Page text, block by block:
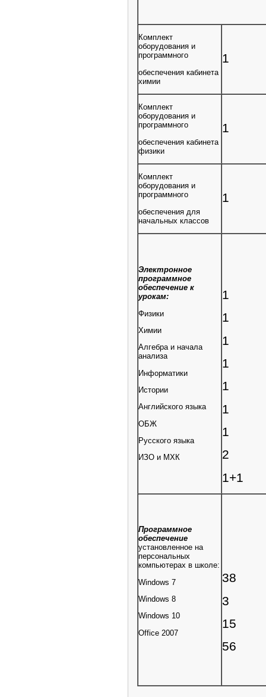
Комплект
оборудования и
программного
обеспечения кабинета
химии
1
Комплект
оборудования и
программного
обеспечения кабинета
физики
1
Комплект
оборудования и
программного
обеспечения для
начальных классов
1
Электронное
программное
обеспечение к
урокам:
Физики
Химии
Алгебра и начала
анализа
Информатики
Истории
Английского языка
ОБЖ
Русского языка
ИЗО и МХК
1
1
1
1
1
1
1
2
1+1
Программное
обеспечение
установленное на
персональных
компьютерах в школе:
Windows 7
Windows 8
Windows 10
Office 2007
38
3
15
56